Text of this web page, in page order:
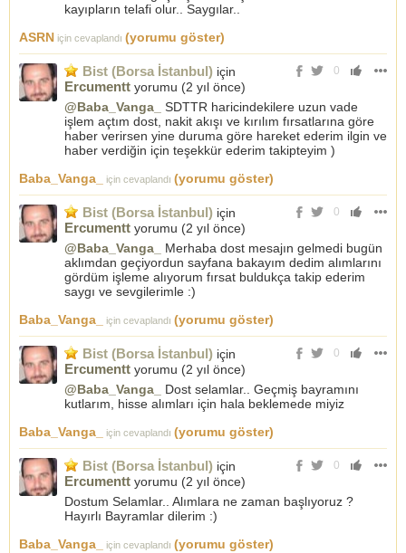
kayıpların telafi olur.. Saygılar..
ASRN için cevaplandı (yorumu göster)
0
Bist (Borsa İstanbul) için
Ercumentt yorumu (2 yıl önce)
@Baba_Vanga_
SDTTR haricindekilere uzun vade
işlem açtım dost, nakit akışı ve kırılım fırsatlarına göre
haber verirsen yine duruma göre hareket ederim ilgin ve
haber verdiğin için teşekkür ederim takipteyim )
Baba_Vanga_
için cevaplandı (yorumu göster)
0
Bist (Borsa İstanbul) için
Ercumentt yorumu (2 yıl önce)
@Baba_Vanga_
Merhaba dost mesajın gelmedi bugün
aklımdan geçiyordun sayfana bakayım dedim alımlarını
gördüm işleme alıyorum fırsat buldukça takip ederim
saygı ve sevgilerimle :)
Baba_Vanga_
için cevaplandı (yorumu göster)
0
Bist (Borsa İstanbul) için
Ercumentt yorumu (2 yıl önce)
@Baba_Vanga_
Dost selamlar.. Geçmiş bayramını
kutlarım, hisse alımları için hala beklemede miyiz
Baba_Vanga_
için cevaplandı (yorumu göster)
0
Bist (Borsa İstanbul) için
Ercumentt yorumu (2 yıl önce)
Dostum Selamlar.. Alımlara ne zaman başlıyoruz ?
Hayırlı Bayramlar dilerim :)
Baba_Vanga_
için cevaplandı (yorumu göster)